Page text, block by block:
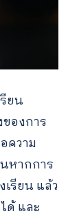
ยน
องการ
ความ
หากการ
รียน แล้ว
ด้ และ